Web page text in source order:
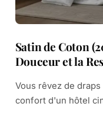
Satin de Coton
Douceur et la
Vous rêvez de
confort d'un hôtel